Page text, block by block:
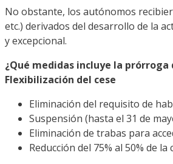
No obstante, los autónomos
etc.) derivados del desarrollo de la
y excepcional.
¿Qué medidas incluye la prórroga
Flexibilización del cese
Eliminación del requisito de
Suspensión (hasta el 31 de
Eliminación de trabas para
Reducción del 75% al 50% de